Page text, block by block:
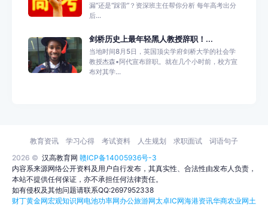
漏”还是“踩雷”？资深班主任帮你分析 每年高考出分
后...
剑桥历史上最年轻黑人教授辞职！...
当地时间8月5日，英国顶尖学府剑桥大学的社会学
教授杰森•阿代宣布辞职。就在几个小时前，校方宣
布对其学...
2026 © 汉高教育网 赣ICP备14005936号-3
内容系来源网络公开资料及用户自行发布，其真实性、合法性由发布人负责，
本站不提供任何保证，亦不承担任何法律责任。
如有侵权及其他问题请联系QQ:2697952338
财丁黄金网宏观知识网电池功率网办公旅游网太卓IC网海港资讯华商农业网土
教育资讯 学习心得 考试资料 人生规划 求职面试 词语句子